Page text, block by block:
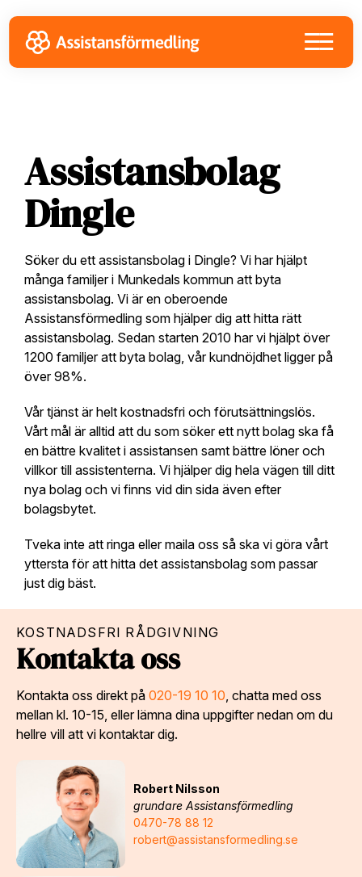
to
primary
navigation
to
main
content
to
footer
Assistansbolag
Dingle
Söker du ett assistansbolag i Dingle? Vi har hjälpt
många familjer i Munkedals kommun att byta
assistansbolag. Vi är en oberoende
Assistansförmedling som hjälper dig att hitta rätt
assistansbolag. Sedan starten 2010 har vi hjälpt över
1200 familjer att byta bolag, vår kundnöjdhet ligger på
över 98%.
Vår tjänst är helt kostnadsfri och förutsättningslös.
Vårt mål är alltid att du som söker ett nytt bolag ska få
en bättre kvalitet i assistansen samt bättre löner och
villkor till assistenterna. Vi hjälper dig hela vägen till ditt
nya bolag och vi finns vid din sida även efter
bolagsbytet.
Tveka inte att ringa eller maila oss så ska vi göra vårt
yttersta för att hitta det assistansbolag som passar
just dig bäst.
KOSTNADSFRI RÅDGIVNING
Kontakta oss
Kontakta oss direkt på 020-19 10 10 , chatta med oss
mellan kl. 10-15, eller lämna dina uppgifter nedan om du
hellre vill att vi kontaktar dig.
Robert Nilsson
grundare Assistansförmedling
0470-78 88 12
robert@assistansformedling.se